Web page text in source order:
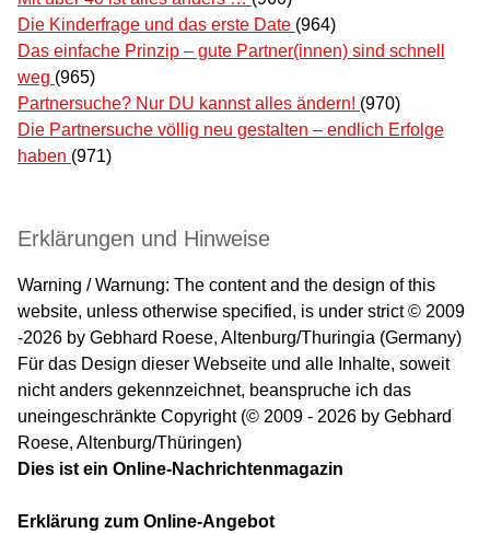
Die Kinderfrage und das erste Date (964)
Das einfache Prinzip – gute Partner(innen) sind schnell
weg (965)
Partnersuche? Nur DU kannst alles ändern! (970)
Die Partnersuche völlig neu gestalten – endlich Erfolge
haben (971)
Erklärungen und Hinweise
Warning / Warnung: The content and the design of this
website, unless otherwise specified, is under strict © 2009
-2026 by Gebhard Roese, Altenburg/Thuringia (Germany)
Für das Design dieser Webseite und alle Inhalte, soweit
nicht anders gekennzeichnet, beanspruche ich das
uneingeschränkte Copyright (© 2009 - 2026 by Gebhard
Roese, Altenburg/Thüringen)
Dies ist ein Online-Nachrichtenmagazin
Erklärung zum Online-Angebot